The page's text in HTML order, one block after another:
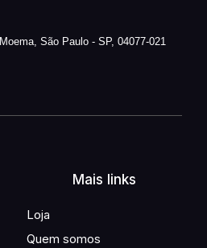
São Paulo - SP, 04077-021
Mais links
Loja
Quem somos